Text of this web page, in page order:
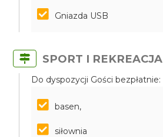
Gniazda USB
SPORT I REKREACJA
Do dyspozycji Gości bezpłatnie:
basen,
siłownia